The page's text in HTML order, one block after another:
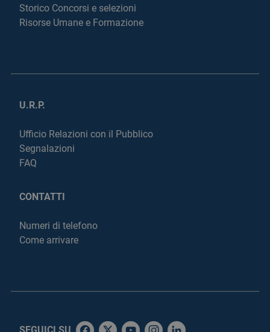
Storico Concorsi e selezioni
Risorse Umane e Formazione
U.R.P.
Ufficio Relazioni con il Pubblico
Segnalazioni
FAQ
CONTATTI
Numeri di telefono
Come arrivare
SEGUICI SU